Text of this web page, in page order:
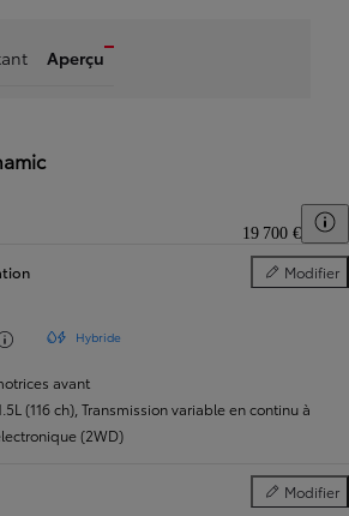
Aperçu
19 700 €
Modifier
Motorisation
Hybride
avant
(116 ch), Transmission variable en continu à
(2WD)
Modifier
Coloris